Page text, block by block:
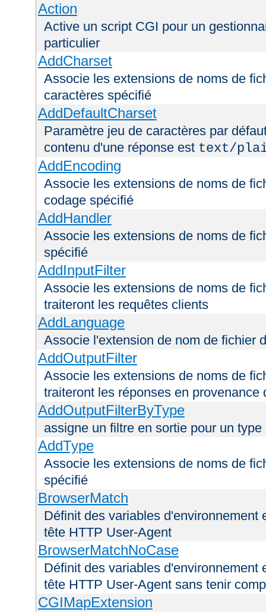
Action
Active un script CGI pour un
particulier
AddCharset
Associe les extensions de noms de
caractères spécifié
AddDefaultCharset
Paramètre jeu de caractères par
contenu d'une réponse est text/
AddEncoding
Associe les extensions de noms de
codage spécifié
AddHandler
Associe les extensions de noms de
spécifié
AddInputFilter
Associe les extensions de noms de
traiteront les requêtes clients
AddLanguage
Associe l'extension de nom de fichier
AddOutputFilter
Associe les extensions de noms de
traiteront les réponses en provenance
AddOutputFilterByType
assigne un filtre en sortie pour un
AddType
Associe les extensions de noms de
spécifié
BrowserMatch
Définit des variables d'environnement
tête HTTP User-Agent
BrowserMatchNoCase
Définit des variables d'environnement
tête HTTP User-Agent sans tenir
CGIMapExtension